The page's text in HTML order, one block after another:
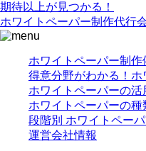
期待以上が見つかる！
ホワイトペーパー制作代行
ホワイトペーパー制
得意分野がわかる！ホ
ホワイトペーパーの活
ホワイトペーパーの種
段階別 ホワイトペー
運営会社情報